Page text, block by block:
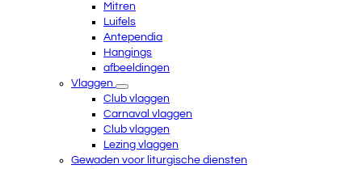
Mitren
Luifels
Antependia
Hangings
afbeeldingen
Vlaggen
Club vlaggen
Carnaval vlaggen
Club vlaggen
Lezing vlaggen
Gewaden voor liturgische diensten